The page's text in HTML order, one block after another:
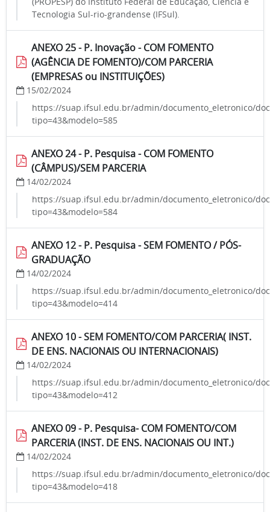
Tecnologia Sul-rio-grandense (IFSul).
ANEXO 25 - P. Inovação - COM FOMENTO
(AGÊNCIA DE FOMENTO)/COM PARCERIA
(EMPRESAS ou INSTITUIÇÕES)
15/02/2024
https://suap.ifsul.edu.br/admin/documento_eletronico/
tipo=43&modelo=585
ANEXO 24 - P. Pesquisa - COM FOMENTO
(CÂMPUS)/SEM PARCERIA
14/02/2024
https://suap.ifsul.edu.br/admin/documento_eletronico/
tipo=43&modelo=584
ANEXO 12 - P. Pesquisa - SEM FOMENTO / PÓS-
GRADUAÇÃO
14/02/2024
https://suap.ifsul.edu.br/admin/documento_eletronico/
tipo=43&modelo=414
ANEXO 10 - SEM FOMENTO/COM PARCERIA( INST.
DE ENS. NACIONAIS OU INTERNACIONAIS)
14/02/2024
https://suap.ifsul.edu.br/admin/documento_eletronico/
tipo=43&modelo=412
ANEXO 09 - P. Pesquisa- COM FOMENTO/COM
PARCERIA (INST. DE ENS. NACIONAIS OU INT.)
14/02/2024
https://suap.ifsul.edu.br/admin/documento_eletronico/
tipo=43&modelo=418